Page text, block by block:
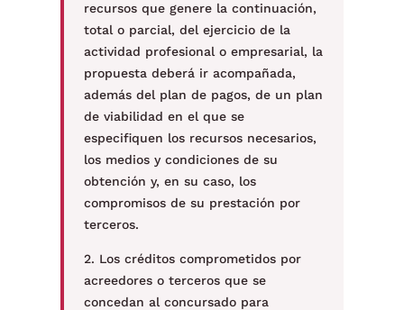
recursos que genere la continuación,
total o parcial, del ejercicio de la
actividad profesional o empresarial, la
propuesta deberá ir acompañada,
además del plan de pagos, de un plan
de viabilidad en el que se
especifiquen los recursos necesarios,
los medios y condiciones de su
obtención y, en su caso, los
compromisos de su prestación por
terceros.
2. Los créditos comprometidos por
acreedores o terceros que se
concedan al concursado para